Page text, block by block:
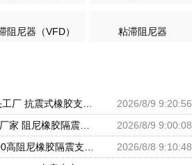
阻尼器（VFD） 粘滞阻尼器
2026/8/9 9:20:56
建筑橡胶隔震支座LNR600生产厂家 阻尼橡胶隔震支座厂家 LNR500建筑隔震橡胶支座生产加工
2026/8/9 9:00:08
2026/8/8 9:10:48